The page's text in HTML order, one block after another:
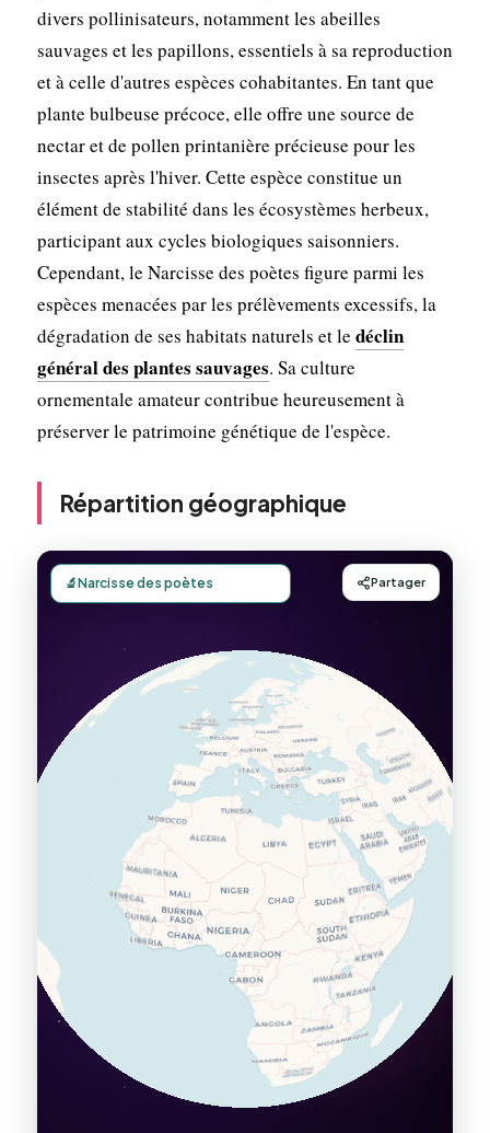
divers pollinisateurs, notamment les abeilles
sauvages et les papillons, essentiels à sa reproduction
et à celle d'autres espèces cohabitantes. En tant que
plante bulbeuse précoce, elle offre une source de
nectar et de pollen printanière précieuse pour les
insectes après l'hiver. Cette espèce constitue un
élément de stabilité dans les écosystèmes herbeux,
participant aux cycles biologiques saisonniers.
Cependant, le Narcisse des poètes figure parmi les
espèces menacées par les prélèvements excessifs, la
dégradation de ses habitats naturels et le déclin
général des plantes sauvages. Sa culture
ornementale amateur contribue heureusement à
préserver le patrimoine génétique de l'espèce.
Répartition géographique